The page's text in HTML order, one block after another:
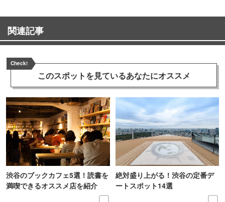
関連記事
Check!
このスポットを見ているあなたにオススメ
渋谷のブックカフェ5選！読書を
満喫できるオススメ店を紹介
絶対盛り上がる！渋谷の定番デ
ートスポット14選